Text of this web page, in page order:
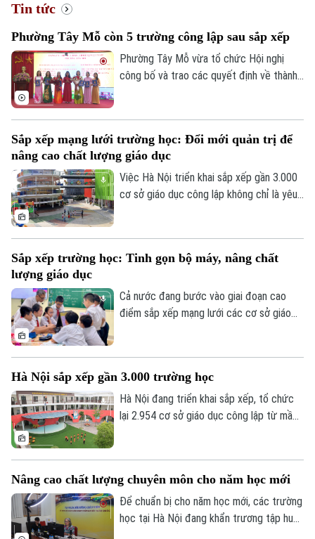
Chuyên mục
Thời sự
Hà Nội
Chính trị
Hà Nội
Nhịp sống Hà Nội
Tin tức
Phường Tây Mỗ còn 5 trường công lập sau sắp xếp
Phường Tây Mỗ vừa tổ chức Hội nghị
công bố và trao các quyết định về thành
Sắp xếp mạng lưới trường học: Đổi mới quản trị để
nâng cao chất lượng giáo dục
Việc Hà Nội triển khai sắp xếp gần 3.000
cơ sở giáo dục công lập không chỉ là yêu
chất lượng dạy học.
Sắp xếp trường học: Tinh gọn bộ máy, nâng chất
lượng giáo dục
Cả nước đang bước vào giai đoạn cao
điểm sắp xếp mạng lưới các cơ sở giáo
cơ sở, với nguyên tắc xuyên suốt: tinh gọn
nhưng không cơ học, sắp xếp nhưng
không làm gián đoạn việc học của học
Hà Nội sắp xếp gần 3.000 trường học
Hà Nội đang triển khai sắp xếp, tổ chức
lại 2.954 cơ sở giáo dục công lập từ mầm
trong những nội dung thực hiện chủ
trương tinh gọn bộ máy, phù hợp với mô
hình chính quyền địa phương hai cấp, đồng
Nâng cao chất lượng chuyên môn cho năm học mới
Để chuẩn bị cho năm học mới, các trường
học tại Hà Nội đang khẩn trương tập huấn